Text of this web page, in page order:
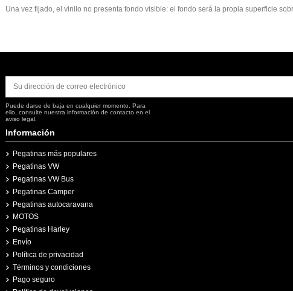
Una vez fijado, el vinilo no presenta fondo visible: el fondo será la propia superficie
Puede darse de baja en cualquier momento. Para
ello, consulte nuestra información de contacto en el
aviso legal.
Información
Pegatinas más populares
Pegatinas VW
Pegatinas VW Bus
Pegatinas Camper
Pegatinas autocaravana
MOTOS
Pegatinas Harley
Envío
Política de privacidad
Términos y condiciones
Pago seguro